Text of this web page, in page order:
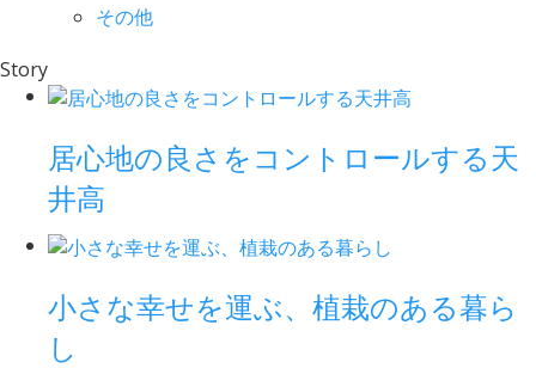
その他
Story
居心地の良さをコントロールする天
井高
小さな幸せを運ぶ、植栽のある暮ら
し